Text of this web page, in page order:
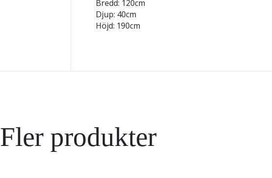
Bredd: 120cm
Djup: 40cm
Höjd: 190cm
Fler produkter